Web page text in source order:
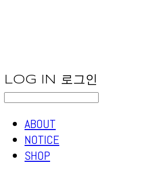
LOG IN 로그인
ABOUT
NOTICE
SHOP